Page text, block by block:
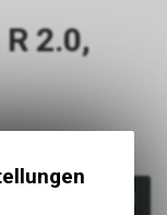
2.0,